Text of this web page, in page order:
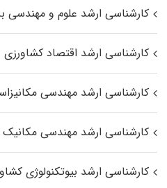
کارشناسی ارشد علوم و مهندسی
کارشناسی ارشد اقتصاد کشاورزی
کارشناسی ارشد مهندسی
کارشناسی ارشد مهندسی
کارشناسی ارشد بیوتکنولوژی